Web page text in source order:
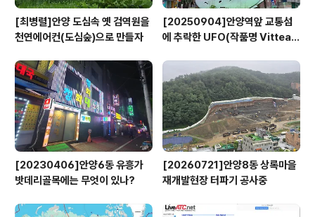
[최병렬]안양 도심속 옛 검역원을
천연에어컨(도심숲)으로 만들자
[20250904]안양역앞 교통섬
에 추락한 UFO(작품명 Vitteau
[20230406]안양6동 유흥가
밧데리골목에는 무엇이 있나?
[20260721]안양8동 상록마을
재개발현장 터파기 공사중